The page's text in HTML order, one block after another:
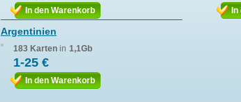
In den Warenkorb
Argentinien
183 Karten in 1,1Gb
1-25 €
In den Warenkorb